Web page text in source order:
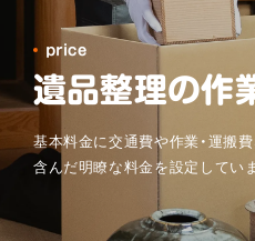
遺品整理の作
price
基本料金に交通費や作業・運搬
含んだ明瞭な料金を設定していま